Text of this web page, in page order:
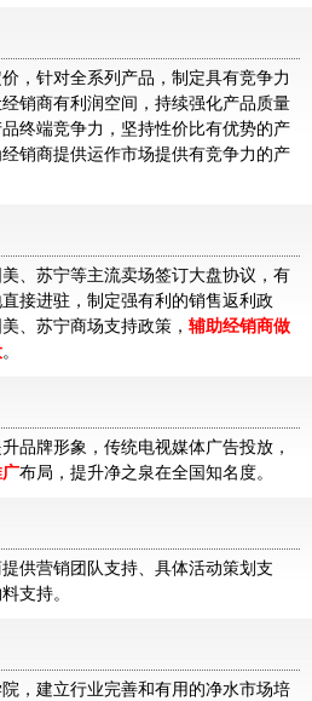
物
云
水
机
，针对全系列产品，制定具有竞争力
销商有利润空间，持续强化产品质量
终端竞争力，坚持性价比有优势的产
销商提供运作市场提供有竞争力的产
、苏宁等主流卖场签订大盘协议，有
接进驻，制定强有利的销售返利政
、苏宁商场支持政策， 辅助经销商做
。
物
云
水
品牌形象，传统电视媒体广告投放，
布局，提升净之泉在全国知名度。
供营销团队支持、具体活动策划支
支持。
机
，建立行业完善和有用的净水市场培